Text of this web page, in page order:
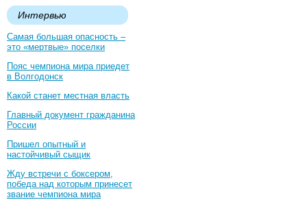
Интервью
Самая большая опасность –
это «мертвые» поселки
Пояс чемпиона мира приедет
в Волгодонск
Какой станет местная власть
Главный документ гражданина
России
Пришел опытный и
настойчивый сыщик
Жду встречи с боксером,
победа над которым принесет
звание чемпиона мира